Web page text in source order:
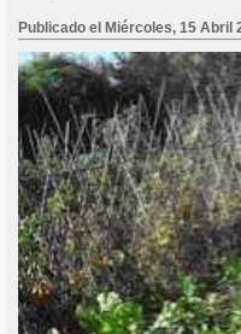
Publicado el Miércoles, 15 Abril